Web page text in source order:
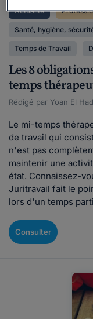
Actualité
Santé, hygiène,
Temps de Travail
Les 8
temps
Rédigé par Yoan El
Le mi-temps
de travail qui
n'est pas
maintenir une
état. Connaissez-
Juritravail fait le
lors d'un temps
Consulter